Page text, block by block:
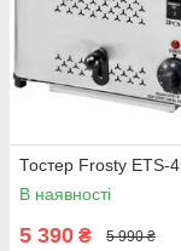
Тостер Frosty ЕТЅ-4
В наявності
5 390 ₴ 5 990 ₴